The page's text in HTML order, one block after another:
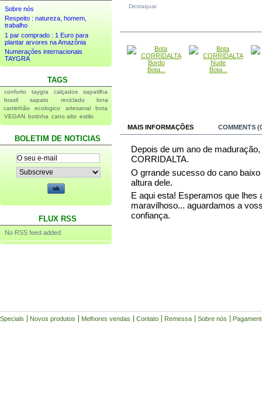
Sobre nós
Respeito : natureza, homem,
trabalho
1 par comprado : 1 Euro para
plantar arvores na Amazônia
Numerações internacionais
TAYGRA
TAGS
conforto taygra calçados
sapatilha
brasil
sapato reciclado
lona
caminhão
ecologico artesanal
bota
VEGAN botinha cano alto estilo
BOLETIM DE NOTICIAS
FLUX RSS
No RSS feed added
Destaquar
Bota... Bota...
MAIS INFORMAÇÕES COMMENTS
Depois de um ano de
CORRIDALTA.
O grrande sucesso do cano
altura dele.
E aqui esta! Esperamos que
maravilhoso... aguardamos a
confiança.
Specials Novos produtos Melhores vendas Contato Remessa Sobre nós